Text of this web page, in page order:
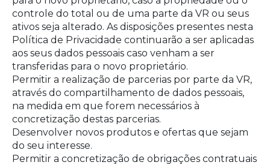
controle do total ou de uma parte da VR ou seus
ativos seja alterado. As disposições presentes nesta
Política de Privacidade continuarão a ser aplicadas
aos seus dados pessoais caso venham a ser
transferidas para o novo proprietário.
Permitir a realização de parcerias por parte da VR,
através do compartilhamento de dados pessoais,
na medida em que forem necessários à
concretização destas parcerias.
Desenvolver novos produtos e ofertas que sejam
do seu interesse.
Permitir a concretização de obrigações contratuais